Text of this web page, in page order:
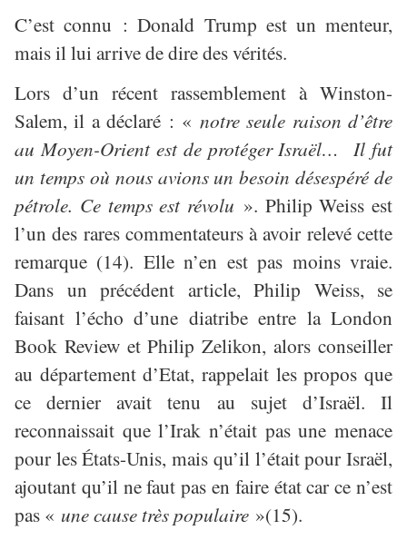
C’est connu : Donald Trump est un menteur,
mais il lui arrive de dire des vérités.
Lors d’un récent rassemblement à Winston-
Salem, il a déclaré : « notre seule raison d’être
au Moyen-Orient est de protéger Israël… Il fut
un temps où nous avions un besoin désespéré de
pétrole. Ce temps est révolu ». Philip Weiss est
l’un des rares commentateurs à avoir relevé cette
remarque (14). Elle n’en est pas moins vraie.
Dans un précédent article, Philip Weiss, se
faisant l’écho d’une diatribe entre la London
Book Review et Philip Zelikon, alors conseiller
au département d’Etat, rappelait les propos que
ce dernier avait tenu au sujet d’Israël. Il
reconnaissait que l’Irak n’était pas une menace
pour les États-Unis, mais qu’il l’était pour Israël,
ajoutant qu’il ne faut pas en faire état car ce n’est
pas « une cause très populaire »(15).